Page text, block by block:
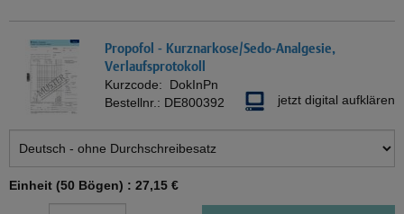
Propofol - Kurznarkose/Sedo-Analgesie,
Verlaufsprotokoll
Kurzcode: DokInPn
Bestellnr.: DE800392 jetzt digital aufklären
Einheit (50 Bögen) : 27,15 €